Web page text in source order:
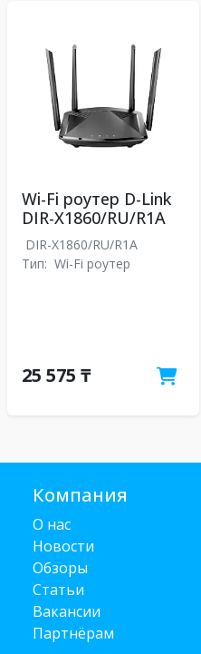
Wi-Fi роутер D-Link
DIR-X1860/RU/R1A
DIR-X1860/RU/R1A
Тип: Wi-Fi роутер
25 575 ₸
Компания
О нас
Новости
Обзоры
Статьи
Вакансии
Партнёрам